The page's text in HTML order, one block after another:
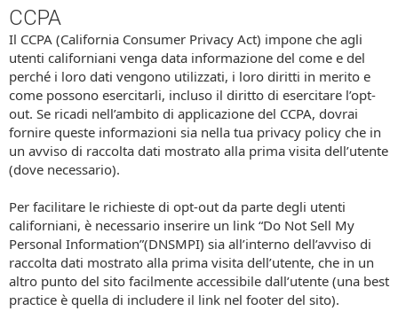
CCPA
Il CCPA (California Consumer Privacy Act) impone che agli
utenti californiani venga data informazione del come e del
perché i loro dati vengono utilizzati, i loro diritti in merito e
come possono esercitarli, incluso il diritto di esercitare l’opt-
out. Se ricadi nell’ambito di applicazione del CCPA, dovrai
fornire queste informazioni sia nella tua privacy policy che in
un avviso di raccolta dati mostrato alla prima visita dell’utente
(dove necessario).
Per facilitare le richieste di opt-out da parte degli utenti
californiani, è necessario inserire un link “Do Not Sell My
Personal Information”(DNSMPI) sia all’interno dell’avviso di
raccolta dati mostrato alla prima visita dell’utente, che in un
altro punto del sito facilmente accessibile dall’utente (una best
practice è quella di includere il link nel footer del sito).